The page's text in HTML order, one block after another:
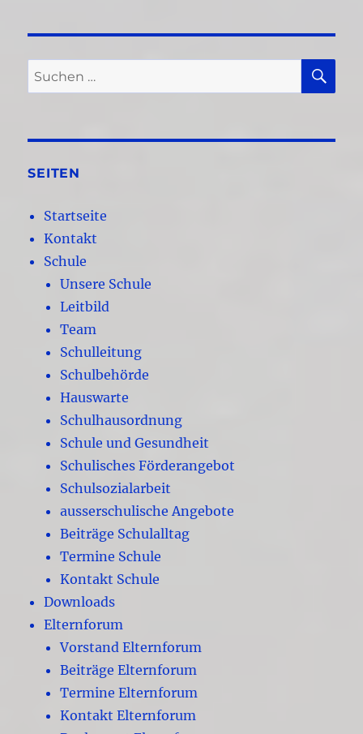
Suchen
nach:
SEITEN
Startseite
Kontakt
Schule
Unsere Schule
Leitbild
Team
Schulleitung
Schulbehörde
Hauswarte
Schulhausordnung
Schule und Gesundheit
Schulisches Förderangebot
Schulsozialarbeit
ausserschulische Angebote
Beiträge Schulalltag
Termine Schule
Kontakt Schule
Downloads
Elternforum
Vorstand Elternforum
Beiträge Elternforum
Termine Elternforum
Kontakt Elternforum